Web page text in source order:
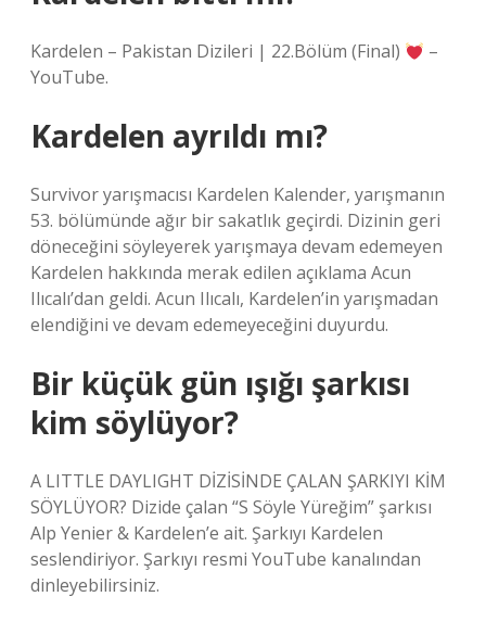
Kardelen – Pakistan Dizileri | 22.Bölüm (Final)
–
YouTube.
Kardelen ayrıldı mı?
Survivor yarışmacısı Kardelen Kalender, yarışmanın
53. bölümünde ağır bir sakatlık geçirdi. Dizinin geri
döneceğini söyleyerek yarışmaya devam edemeyen
Kardelen hakkında merak edilen açıklama Acun
Ilıcalı’dan geldi. Acun Ilıcalı, Kardelen’in yarışmadan
elendiğini ve devam edemeyeceğini duyurdu.
Bir küçük gün ışığı şarkısı
kim söylüyor?
A LITTLE DAYLIGHT DİZİSİNDE ÇALAN ŞARKIYI KİM
SÖYLÜYOR? Dizide çalan “S Söyle Yüreğim” şarkısı
Alp Yenier & Kardelen’e ait. Şarkıyı Kardelen
seslendiriyor. Şarkıyı resmi YouTube kanalından
dinleyebilirsiniz.